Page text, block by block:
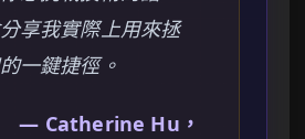
享我實際上用來拯
一鍵捷徑。
— Catherine Hu，